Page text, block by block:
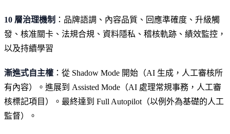
10 層治理機制 ：品牌語調、內容品質、回應準確度、升級觸
發、核准關卡、法規合規、資料隱私、稽核軌跡、績效監控，
以及持續學習
漸進式自主權 ：從 Shadow Mode 開始（AI 生成，人工審核所
有內容）。進展到 Assisted Mode（AI 處理常規事務，人工審
核標記項目）。最終達到 Full Autopilot（以例外為基礎的人工
監督）。